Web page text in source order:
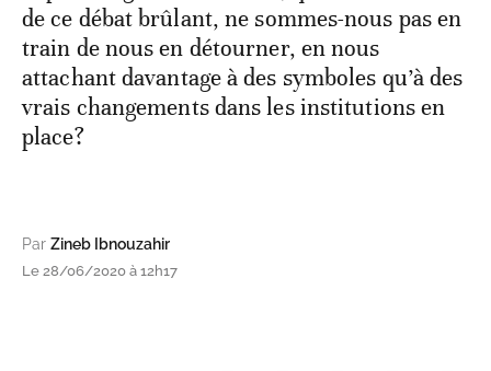
de ce débat brûlant, ne sommes-nous pas en
train de nous en détourner, en nous
attachant davantage à des symboles qu’à des
vrais changements dans les institutions en
place?
Par Zineb Ibnouzahir
Le 28/06/2020 à 12h17